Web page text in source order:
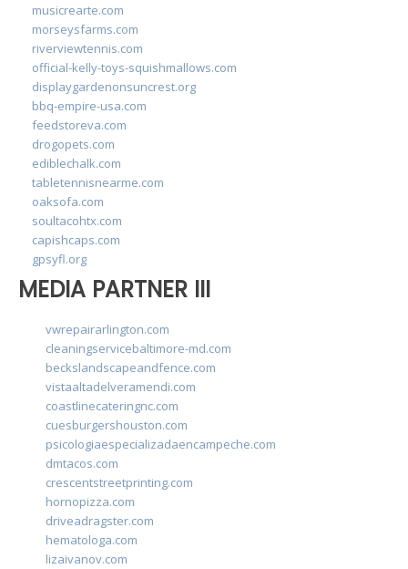
musicrearte.com
morseysfarms.com
riverviewtennis.com
official-kelly-toys-squishmallows.com
displaygardenonsuncrest.org
bbq-empire-usa.com
feedstoreva.com
drogopets.com
ediblechalk.com
tabletennisnearme.com
oaksofa.com
soultacohtx.com
capishcaps.com
gpsyfl.org
MEDIA PARTNER III
vwrepairarlington.com
cleaningservicebaltimore-md.com
beckslandscapeandfence.com
vistaaltadelveramendi.com
coastlinecateringnc.com
cuesburgershouston.com
psicologiaespecializadaencampeche.com
dmtacos.com
crescentstreetprinting.com
hornopizza.com
driveadragster.com
hematologa.com
lizaivanov.com